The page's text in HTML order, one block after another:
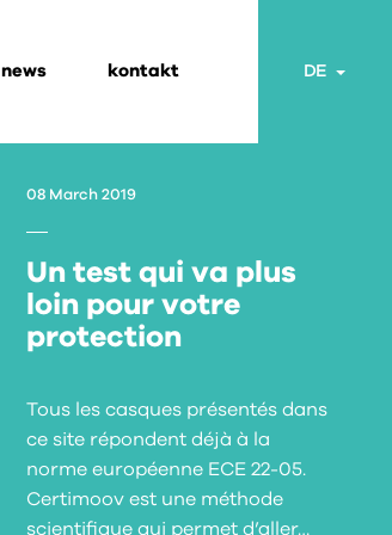
news kontakt DE
08 March 2019
Un test qui va plus
loin pour votre
protection
Tous les casques présentés dans
ce site répondent déjà à la
norme européenne ECE 22-05.
Certimoov est une méthode
scientifique qui permet d’aller…